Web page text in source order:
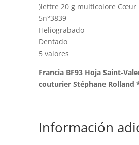
)lettre 20 g multicolore Cœur
5n°3839
Heliograbado
Dentado
5 valores
Francia BF93 Hoja Saint-
couturier Stéphane Rolland
Información